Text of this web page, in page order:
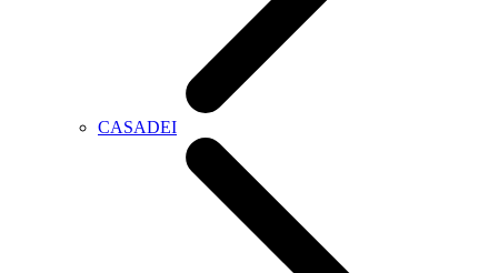
CASADEI